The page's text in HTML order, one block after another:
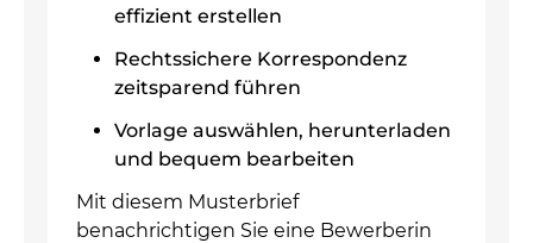
effizient erstellen
Rechtssichere Korrespondenz
zeitsparend führen
Vorlage auswählen, herunterladen
und bequem bearbeiten
Mit diesem Musterbrief
benachrichtigen Sie eine Bewerberin